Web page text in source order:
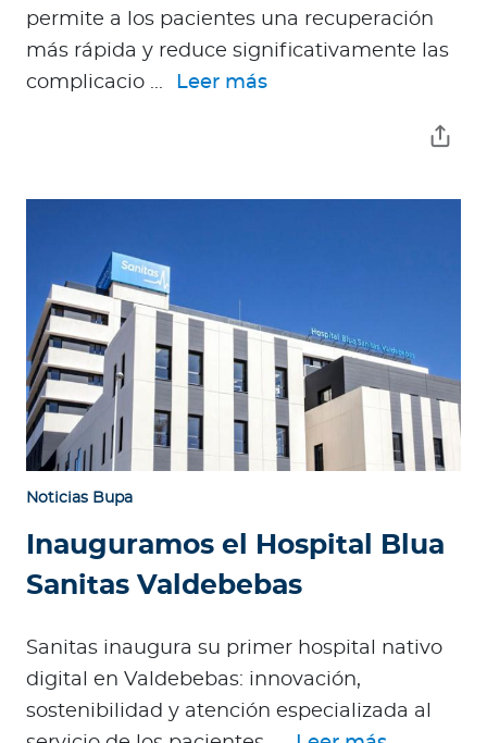
permite a los pacientes una recuperación
más rápida y reduce significativamente las
complicacio ...
Leer más
Noticias Bupa
Inauguramos el Hospital Blua
Sanitas Valdebebas
Sanitas inaugura su primer hospital nativo
digital en Valdebebas: innovación,
sostenibilidad y atención especializada al